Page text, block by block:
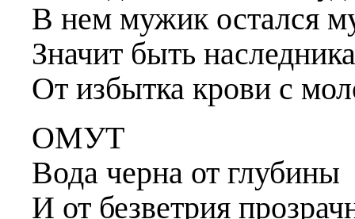
В нем мужик остался
Значит быть
От избытка крови с
ОМУТ
Вода черна от глубины
И от безветрия